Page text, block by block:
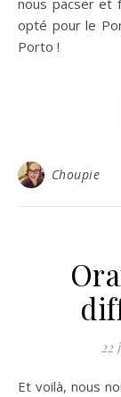
nous pacser et
opté pour le
Porto !
Choupie
22
Et voilà, nous nous sommes envolés le 22 décembre pour